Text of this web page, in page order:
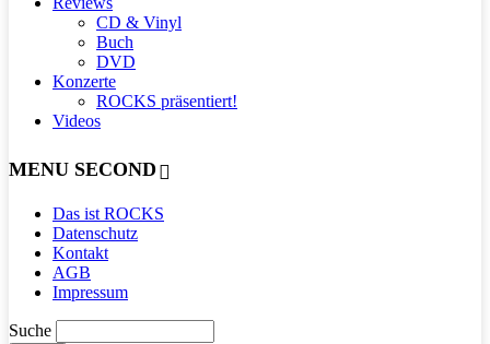
CD & Vinyl
Buch
DVD
Konzerte
ROCKS präsentiert!
Videos
MENU SECOND
Das ist ROCKS
Datenschutz
Kontakt
AGB
Impressum
Suche